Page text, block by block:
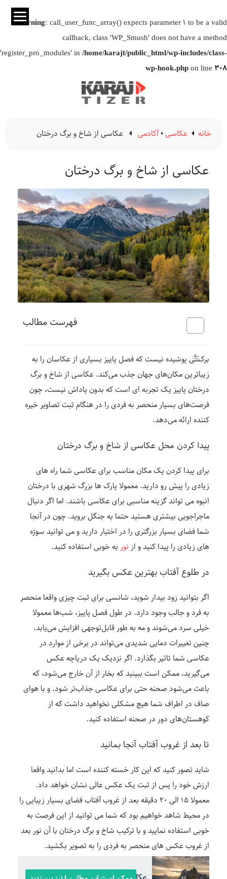
Warning: call_user_func_array() expects parameter 1 to be a valid
callback, class 'WP_Smush' does not have a method
'register_pro_modules' in/home/karajt/public_html/wp-includes/class-
wp-hook.phpon line 308
خانه عکاسی•آکادمی عکاسی از شاخ و برگ درختان
عکاسی از شاخ و برگ درختان
فهرست مطالب
برکسی پوشیده نیست که فصل پاییز بسیاری از عکاسان را به
زیباترین مکان‌های جهان جذب می‌کند. عکاسی از شاخ و برگ
درختان پاییز یک تجربه ای است که بدون پاداش نیست، چون
فرصت‌های بسیار منحصر به فردی را در هنگام ثبت تصاویر خیره
کننده ارائه می‌دهد.
پیدا کردن محل عکاسی از شاخ و برگ درختان
برای پیدا کردن یک مکان مناسب برای عکاسی شما راه های
زیادی را پیش رو دارید. معمولا پارک ها بزرگ شهری با درختان
انبوه می تواند گزینه مناسبی برای عکاسی باشند. اما اگر دنبال
ماجراجویی بیشتری هستید حتما به جنگل بروید. چون در آنجا
شما فضای بسیار بزرگتری را در اختیار دارید و می توانید سوژه
های زیادی را پیدا کنید و ازنوربه خوبی استفاده کنید.
در طلوع آفتاب بهترین عکس بگیرید
اگر بتوانید زود بیدار شوید، شانسی برای ثبت چیزی واقعا منحصر
به فرد و جالب وجود دارد. در طول فصل پاییز، شب‌ها معمولا
خیلی سرد می‌شوند و مه به طور قابل‌توجهی افزایش می‌یابد.
چنین تغییرات دمایی شدیدی می‌تواند در برخی از موارد در
عکاسی شما تاثیر بگذارد. اگر نزدیک یک دریاچه عکس
می‌گیرید، ممکن است ببینید که بخار از آن خارج می‌شود، که
باعث می‌شود صحنه حتی برای عکاسی جذاب‌تر شود. و با هوای
صاف در اطراف شما هیچ مشکلی نخواهید داشت که از
کوهستان‌های دور در صحنه استفاده کنید.
تا بعد از غروب آفتاب آنجا بمانید
شاید تصور کنید که این کار خسته کننده است اما بدانید واقعا
ارزش خود را پس از ثبت یک عکس عالی نشان خواهد داد.
معمولا ۱۵ الی ۲۰ دقیقه بعد از غروب آفتاب فضای بسیار زیبایی را
در محیط شاهد خواهیم بود که شما می توانید از این فرصت به
خوبی استفاده نمایید و با ترکیب شاخ و برگ درختان با آن نور بعد
از غروب عکس های منحصر به فردی را به تصویر بکشید.